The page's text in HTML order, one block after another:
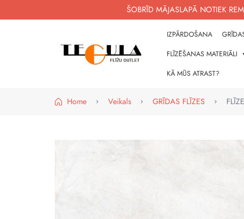
ŠOBRĪD MĀJASLAPĀ NOTIEK
KVALITATĪVAS FLĪZES PAR PIEEJAMĀM CENĀM
IZPĀRDOŠANA
FLĪZĒŠANAS MATERIĀLI
KĀ MŪS ATRAST?
Home Veikals GRĪDAS FLĪZES